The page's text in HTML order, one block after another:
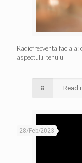
Radiofrecventa faciala:
aspectului tenului
Read
28/Feb/2023